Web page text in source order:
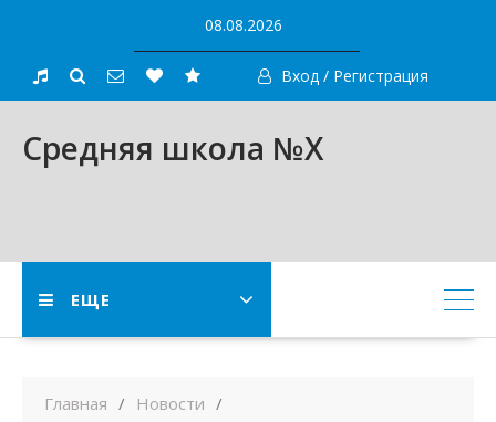
content
08.08.2026
Вход / Регистрация
Средняя школа №X
ЕЩЕ
Главная
Новости